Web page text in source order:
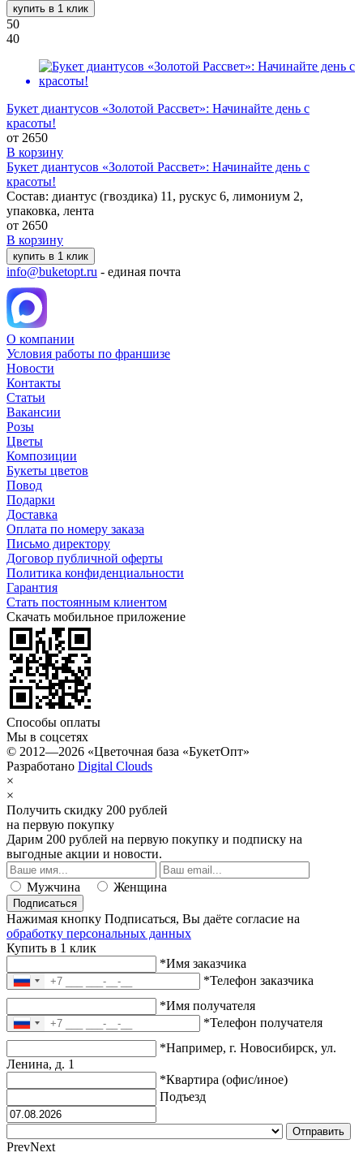
купить в 1 клик
50
40
Букет диантусов «Золотой Рассвет»: Начинайте день с
красоты!
от 2650
В корзину
Букет диантусов «Золотой Рассвет»: Начинайте день с
красоты!
Состав: диантус (гвоздика) 11, рускус 6, лимониум 2,
упаковка, лента
от 2650
В корзину
купить в 1 клик
info@buketopt.ru - единая почта
О компании
Условия работы по франшизе
Новости
Контакты
Статьи
Вакансии
Розы
Цветы
Композиции
Букеты цветов
Повод
Подарки
Доставка
Оплата по номеру заказа
Письмо директору
Договор публичной оферты
Политика конфиденциальности
Гарантия
Стать постоянным клиентом
Скачать мобильное приложение
Способы оплаты
Мы в соцсетях
© 2012—2026 «Цветочная база «БукетОпт»
Разработано Digital Clouds
×
×
Получить скидку 200 рублей
на первую покупку
Дарим 200 рублей на первую покупку и подписку на
выгодные акции и новости.
Мужчина Женщина
Подписаться
Нажимая кнопку Подписаться, Вы даёте согласие на
обработку персональных данных
Купить в 1 клик
*Имя заказчика
*Телефон заказчика
*Имя получателя
*Телефон получателя
*Например, г. Новосибирск, ул.
Ленина, д. 1
*Квартира (офис/иное)
Подъезд
PrevNext